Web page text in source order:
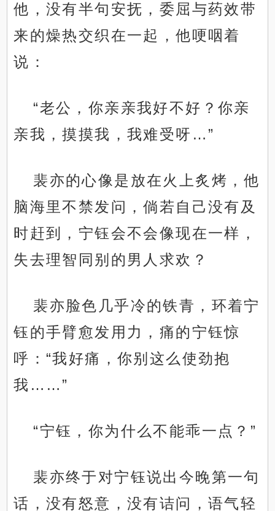
他，没有半句安抚，委屈与药效带
来的燥热交织在一起，他哽咽着
说：
“老公，你亲亲我好不好？你亲
亲我，摸摸我，我难受呀…”
裴亦的心像是放在火上炙烤，他
脑海里不禁发问，倘若自己没有及
时赶到，宁钰会不会像现在一样，
失去理智同别的男人求欢？
裴亦脸色几乎冷的铁青，环着宁
钰的手臂愈发用力，痛的宁钰惊
呼：“我好痛，你别这么使劲抱
我……”
“宁钰，你为什么不能乖一点？”
裴亦终于对宁钰说出今晚第一句
话，没有怒意，没有诘问，语气轻